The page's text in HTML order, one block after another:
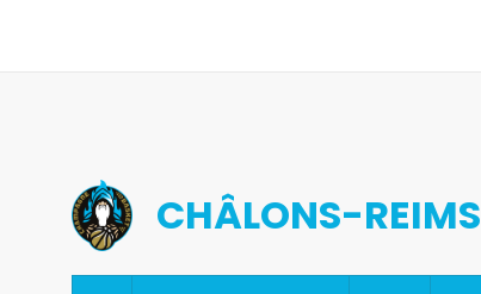
CHÂLONS-REIMS